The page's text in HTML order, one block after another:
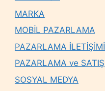
MARKA
MOBİL PAZARLAMA
PAZARLAMA İLETİŞİMİ
PAZARLAMA ve SATIŞ
SOSYAL MEDYA